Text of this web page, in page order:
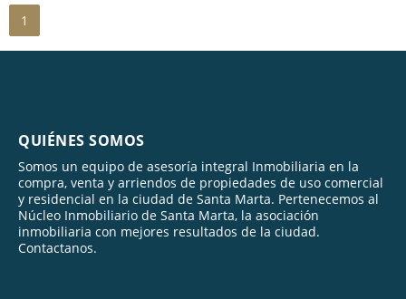
1
QUIÉNES SOMOS
Somos un equipo de asesoría integral Inmobiliaria en la
compra, venta y arriendos de propiedades de uso comercial
y residencial en la ciudad de Santa Marta. Pertenecemos al
Núcleo Inmobiliario de Santa Marta, la asociación
inmobiliaria con mejores resultados de la ciudad.
Contactanos.